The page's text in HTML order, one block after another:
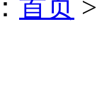
首页 >